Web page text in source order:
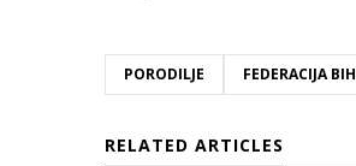
PORODILJE FEDERACIJA BIH
RELATED ARTICLES